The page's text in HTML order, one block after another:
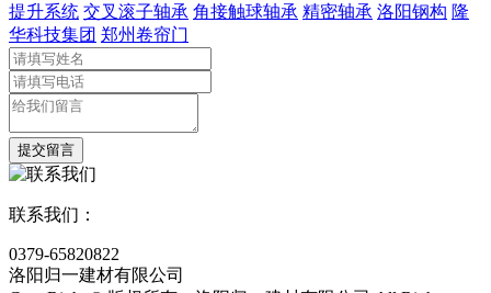
提升系统 交叉滚子轴承 角接触球轴承 精密轴承 洛阳钢构 隆
华科技集团 郑州卷帘门
联系我们：
0379-65820822
洛阳归一建材有限公司